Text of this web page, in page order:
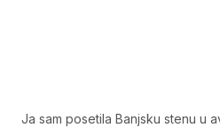
Ja sam posetila Banjsku stenu u